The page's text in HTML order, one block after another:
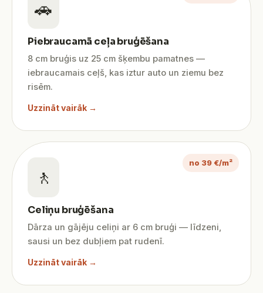
🚗
Piebraucamā ceļa bruģēšana
8 cm bruģis uz 25 cm šķembu pamatnes —
iebraucamais ceļš, kas iztur auto un ziemu bez
risēm.
Uzzināt vairāk →
no 39 €/m²
🚶
Celiņu bruģēšana
Dārza un gājēju celiņi ar 6 cm bruģi — līdzeni,
sausi un bez dubļiem pat rudenī.
Uzzināt vairāk →